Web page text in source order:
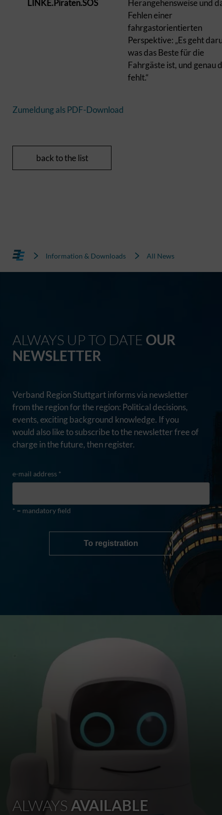
LINKE.Piraten.SÖS
Herangehensweise und
Fehlen einer
fahrgastorientierten
Perspektive: „Es geht
was das Beste für die
Fahrgäste ist, und genau
fehlt.“
Zumeldung als PDF-Download
back to the list
Information & Downloads All News
ALWAYS UP TO DATE OUR
NEWSLETTER
Verband Region Stuttgart informs via newsletter
from the region for the region: Political decisions,
events, exciting background knowledge. If you
would also like to subscribe to the newsletter free of
charge in the future, then register.
e-mail address *
* = mandatory field
To registration
ALWAYS AVAILABLE